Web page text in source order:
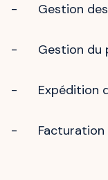
- Gestion des
- Gestion du
- Expédition
- Facturation